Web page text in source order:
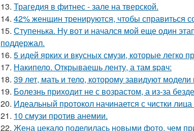
13. Трагедия в фитнес - зале на тверской.
14. 42% женщин тренируются, чтобы справиться
15. Ступенька. Ну вот и начался мой еще один
поддержал.
16. 5 идей ярких и вкусных смузи, которые легко
17. Накипело. Открываешь ленту, а там spaч:
18. 39 лет, мать и тело, которому завидуют
19. Болезнь приходит не с возрастом, а из-за
20. Идеальный протокол начинается с чистки
21. 10 смузи против анемии.
22. Жена цекало поделилась новыми фото, чем